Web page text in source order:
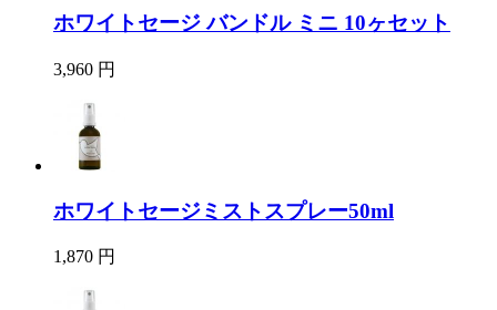
ホワイトセージ バンドル ミニ 10ヶセット
3,960 円
ホワイトセージミストスプレー50ml
1,870 円